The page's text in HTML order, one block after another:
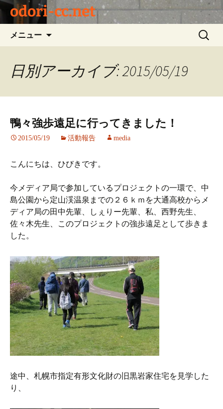
odori-cc.net
メニュー
ン
ッ
検
索:
日別アーカイブ: 2015/05/19
鴨々強歩遠足に行ってきました！
2015/05/19 活動報告 media
こんにちは、ひびきです。
今メディア局で参加しているプロジェクトの一環で、中
島公園から定山渓温泉までの２６ｋｍを大通高校からメ
ディア局の田中先輩、しぇりー先輩、私、西野先生、
佐々木先生、このプロジェクトの強歩遠足として歩きま
した。
途中、札幌市指定有形文化財の旧黒岩家住宅を見学した
り、